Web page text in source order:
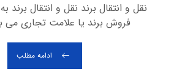
نقل و انتقال برند نقل و انتقال برند
فروش برند یا علامت تجاری می
ادامه مطلب